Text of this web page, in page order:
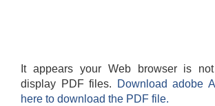
It appears your Web browser is
display PDF files.
Download adobe
here to download the PDF file.